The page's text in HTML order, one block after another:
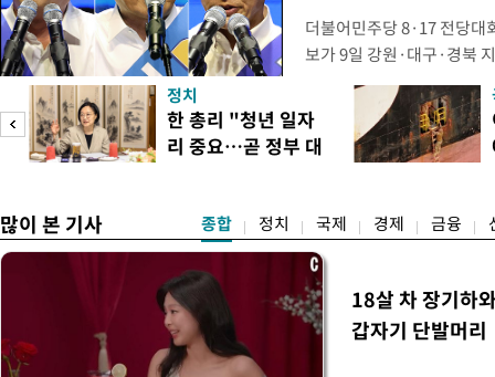
더불어민주당 8·17 전당대
보가 9일 강원·대구·경북
연속 정청래 후보를 눌렀
경선에서 1승 1패를 주고
연승하며 '3승 1패'로 누적
간 누적 득표율(가중치 미
정치
한 총리 "청년 일자
리 중요…곧 정부 대
많이 본 기사 종합 정치 국제 경제 금융
18살 차 장기하
갑자기 단발머리